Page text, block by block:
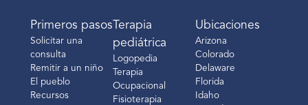
Primeros pasos
Solicitar una
consulta
Remitir a un niño
El pueblo
Recursos
Terapia
pediátrica
Logopedia
Terapia
Ocupacional
Fisioterapia
Ubicaciones
Arizona
Colorado
Delaware
Florida
Idaho